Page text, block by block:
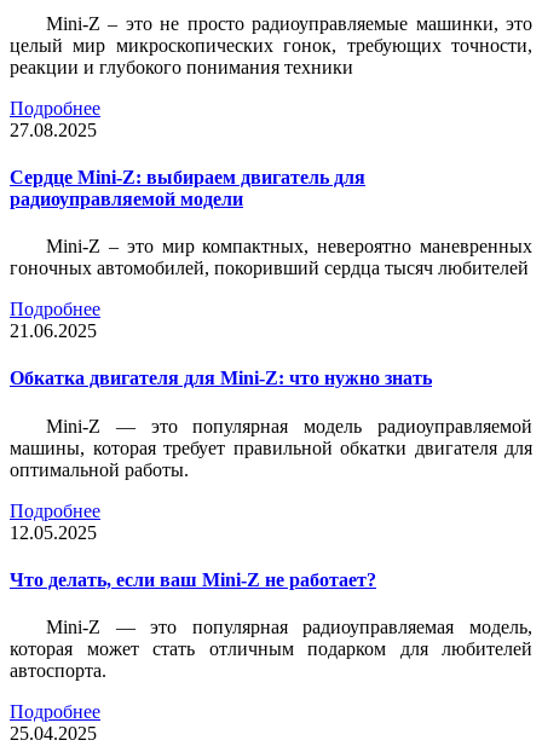
Mini-Z – это не просто радиоуправляемые машинки, это
целый мир микроскопических гонок, требующих точности,
реакции и глубокого понимания техники
Подробнее
27.08.2025
Сердце Mini-Z: выбираем двигатель для
радиоуправляемой модели
Mini-Z – это мир компактных, невероятно маневренных
гоночных автомобилей, покоривший сердца тысяч любителей
Подробнее
21.06.2025
Обкатка двигателя для Mini-Z: что нужно знать
Mini-Z — это популярная модель радиоуправляемой
машины, которая требует правильной обкатки двигателя для
оптимальной работы.
Подробнее
12.05.2025
Что делать, если ваш Mini-Z не работает?
Mini-Z — это популярная радиоуправляемая модель,
которая может стать отличным подарком для любителей
автоспорта.
Подробнее
25.04.2025